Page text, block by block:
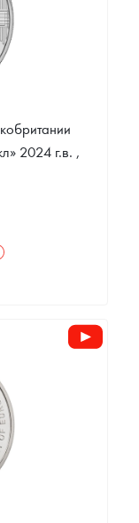
2024 г.в. ,